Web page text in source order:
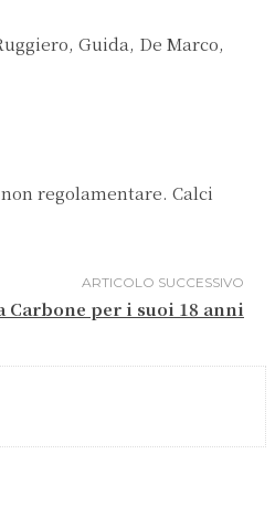
Guida, De Marco,
regolamentare. Calci
ARTICOLO SUCCESSIVO
Carbone per i suoi 18 anni